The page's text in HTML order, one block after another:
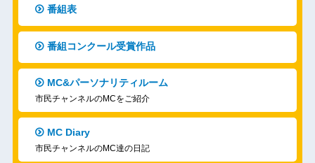
番組表
番組コンクール受賞作品
MC&パーソナリティルーム
市民チャンネルのMCをご紹介
MC Diary
市民チャンネルのMC達の日記